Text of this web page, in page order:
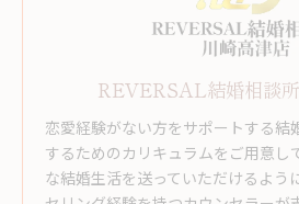
REVERSAL結婚相談
恋愛経験がない方をサポートする結
するためのカリキュラムをご用意し
な結婚生活を送っていただけるよう